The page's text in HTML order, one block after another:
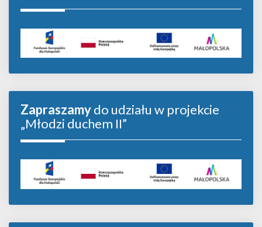
Zapraszamydo udziału w projekcie
„Młodzi duchem II”